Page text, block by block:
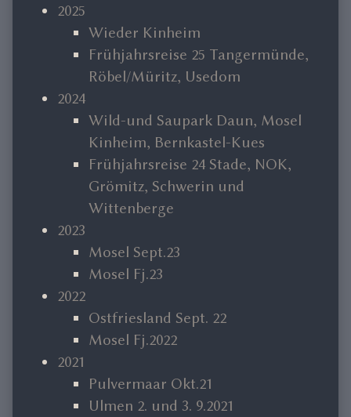
2025
Wieder Kinheim
Frühjahrsreise 25 Tangermünde,
Röbel/Müritz, Usedom
2024
Wild-und Saupark Daun, Mosel
Kinheim, Bernkastel-Kues
Frühjahrsreise 24 Stade, NOK,
Grömitz, Schwerin und
Wittenberge
2023
Mosel Sept.23
Mosel Fj.23
2022
Ostfriesland Sept. 22
Mosel Fj.2022
2021
Pulvermaar Okt.21
Ulmen 2. und 3. 9.2021